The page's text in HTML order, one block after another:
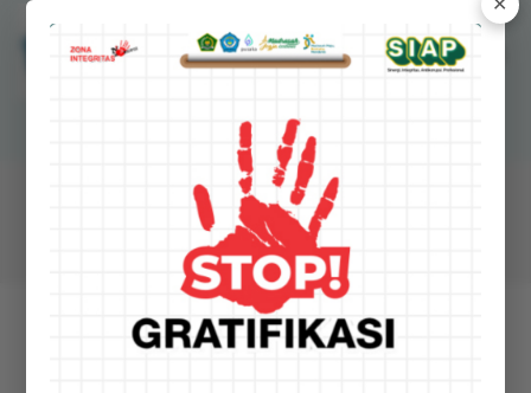
MANSAWANGI
Madrasah Aliyah Negeri 1 Banyuwangi
STAF